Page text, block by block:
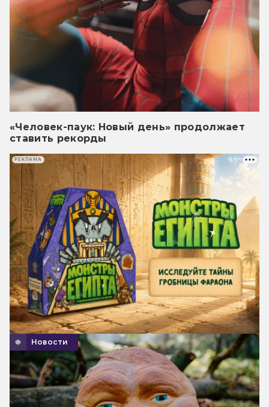
«Человек-паук: Новый день» продолжает
ставить рекорды
Новости
РЕКЛАМА